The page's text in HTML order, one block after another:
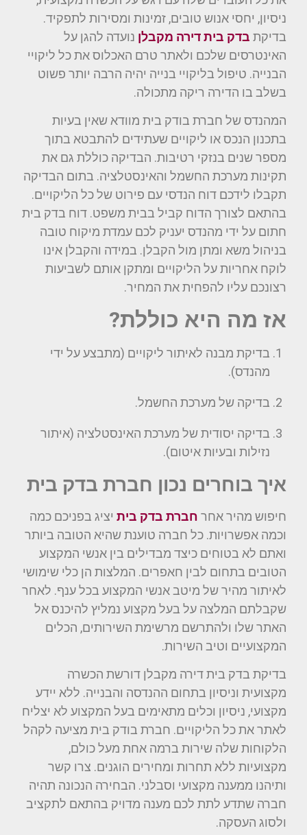
ניסיון, יחסי אנוש טובים, זמינות ומסירות לתפקיד.
בדיקת בדק בית דירה מקבלן נועדה להגן על
האינטרסים שלכם ולאתר טרם האכלוס את כל ליקויי
הבנייה. טיפול בליקויי בנייה יהיה הרבה יותר פשוט
בשלב בו הדירה ריקה מתכולה.
המהנדס של חברת בודק בית מוודא שאין בעיות
בתכנון הנכס או ליקויים שעתידים להתבטא בתוך
מספר שנים בנזקי רטיבות. הבדיקה כוללת גם את
תקינות מערכת החשמל והאינסטלציה. בתום הבדיקה
תקבלו לידכם דוח הנדסי עם פירוט של כל הליקויים.
בהתאם לצורך הדוח קביל בבית משפט. דוח בדק בית
חתום על ידי מהנדס יעניק לכם עמדת מיקוח טובה
בניהול משא ומתן מול הקבלן. במידה והקבלן אינו
לוקח אחריות על הליקויים ומתקן אותם לשביעות
רצונכם עליו להפחית את המחיר.
אז מה היא כוללת?
בדיקת מבנה לאיתור ליקויים (מתבצע על ידי
מהנדס).
בדיקה של מערכת החשמל.
בדיקה יסודית של מערכת האינסטלציה (איתור
נזילות ובעיות איטום).
איך בוחרים נכון חברת בדק בית
חיפוש מהיר אחר חברת בדק בית יציג בפניכם כמה
וכמה אפשרויות. כל חברה טוענת שהיא הטובה ביותר
ואתם לא בטוחים כיצד מבדילים בין אנשי המקצוע
הטובים בתחום לבין חאפרים. המלצות הן כלי שימושי
לאיתור מהיר של מיטב אנשי המקצוע בכל ענף. לאחר
שקבלתם המלצה על בעל מקצוע נמליץ להיכנס אל
האתר שלו ולהתרשם מרשימת השירותים, הכלים
המקצועיים וטיב השירות.
בדיקת בדק בית דירה מקבלן דורשת הכשרה
מקצועית וניסיון בתחום ההנדסה והבנייה. ללא יידע
מקצועי, ניסיון וכלים מתאימים בעל המקצוע לא יצליח
לאתר את כל הליקויים. חברת בודק בית מציעה לקהל
הלקוחות שלה שירות ברמה אחת מעל כולם,
מקצועיות ללא תחרות ומחירים הוגנים. צרו קשר
ותיהנו ממענה מקצועי וסבלני. הבחירה הנכונה תהיה
חברה שתדע לתת לכם מענה מדויק בהתאם לתקציב
ולסוג העסקה.